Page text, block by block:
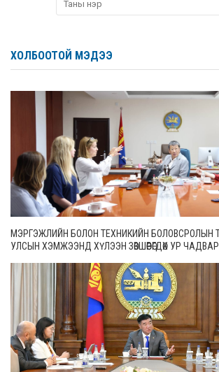
ХОЛБООТОЙ МЭДЭЭ
МЭРГЭЖЛИЙН БОЛОН ТЕХНИКИЙН БОЛОВСРОЛЫН
УЛСЫН ХЭМЖЭЭНД ХҮЛЭЭН ЗӨВШӨӨРӨГДӨХ УР